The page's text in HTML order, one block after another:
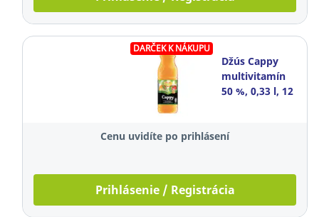
DARČEK K NÁKUPU
Džús Cappy
multivitamín
50 %, 0,33 l, 12
Cenu uvidíte po prihlásení
Prihlásenie / Registrácia